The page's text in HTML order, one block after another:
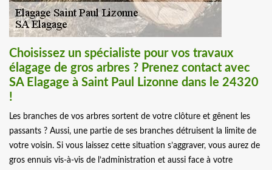
Choisissez un spécialiste pour vos travaux
élagage de gros arbres ? Prenez contact avec
SA Elagage à Saint Paul Lizonne dans le 24320
!
Les branches de vos arbres sortent de votre clôture et gênent les
passants ? Aussi, une partie de ses branches détruisent la limite de
votre voisin. Si vous laissez cette situation s’aggraver, vous aurez de
gros ennuis vis-à-vis de l’administration et aussi face à votre